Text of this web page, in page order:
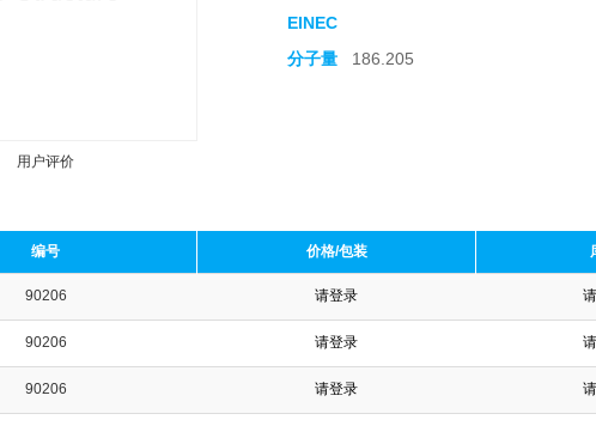
用户评价
收藏产品
EINEC
分子量 186.205
编号 价格/包装
90206 请登录
90206 请登录
90206 请登录